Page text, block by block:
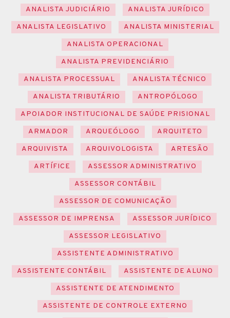
ANALISTA JUDICIÁRIO
ANALISTA JURÍDICO
ANALISTA LEGISLATIVO
ANALISTA MINISTERIAL
ANALISTA OPERACIONAL
ANALISTA PREVIDENCIÁRIO
ANALISTA PROCESSUAL
ANALISTA TÉCNICO
ANALISTA TRIBUTÁRIO
ANTROPÓLOGO
APOIADOR INSTITUCIONAL DE SAÚDE PRISIONAL
ARMADOR
ARQUEÓLOGO
ARQUITETO
ARQUIVISTA
ARQUIVOLOGISTA
ARTESÃO
ARTÍFICE
ASSESSOR ADMINISTRATIVO
ASSESSOR CONTÁBIL
ASSESSOR DE COMUNICAÇÃO
ASSESSOR DE IMPRENSA
ASSESSOR JURÍDICO
ASSESSOR LEGISLATIVO
ASSISTENTE ADMINISTRATIVO
ASSISTENTE CONTÁBIL
ASSISTENTE DE ALUNO
ASSISTENTE DE ATENDIMENTO
ASSISTENTE DE CONTROLE EXTERNO